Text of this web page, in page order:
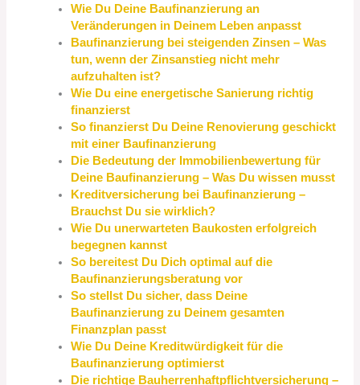
Wie Du Deine Baufinanzierung an
Veränderungen in Deinem Leben anpasst
Baufinanzierung bei steigenden Zinsen – Was
tun, wenn der Zinsanstieg nicht mehr
aufzuhalten ist?
Wie Du eine energetische Sanierung richtig
finanzierst
So finanzierst Du Deine Renovierung geschickt
mit einer Baufinanzierung
Die Bedeutung der Immobilienbewertung für
Deine Baufinanzierung – Was Du wissen musst
Kreditversicherung bei Baufinanzierung –
Brauchst Du sie wirklich?
Wie Du unerwarteten Baukosten erfolgreich
begegnen kannst
So bereitest Du Dich optimal auf die
Baufinanzierungsberatung vor
So stellst Du sicher, dass Deine
Baufinanzierung zu Deinem gesamten
Finanzplan passt
Wie Du Deine Kreditwürdigkeit für die
Baufinanzierung optimierst
Die richtige Bauherrenhaftpflichtversicherung –